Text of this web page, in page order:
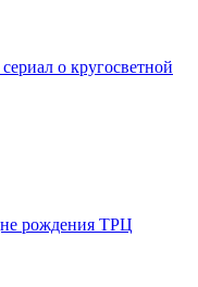
о кругосветной
рождения ТРЦ